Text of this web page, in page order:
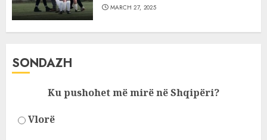
MARCH 27, 2025
SONDAZH
Ku pushohet më mirë në Shqipëri?
Vlorë